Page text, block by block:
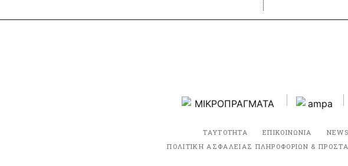
ΤΑΥΤΟΤΗΤΑ ΕΠΙΚΟΙΝΩΝΙΑ
ΠΟΛΙΤΙΚΗ ΑΣΦΑΛΕΙΑΣ ΠΛΗΡΟΦΟΡΙΩΝ &